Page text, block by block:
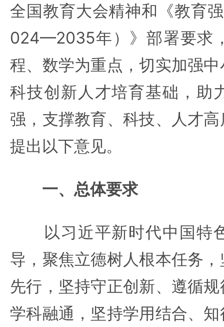
全国教育大会精神和《教育
024—2035年）》部署要求
程、数学为重点，切实加强
科技创新人才培育基础，助
强，支撑教育、科技、人才
提出以下意见。
一、总体要求
以习近平新时代中国特
导，聚焦立德树人根本任务
先行，坚持守正创新、遵循
学科融通，坚持学用结合、